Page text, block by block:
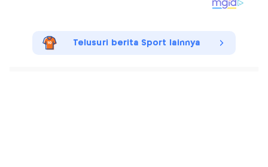
Telusuri berita Sport lainnya